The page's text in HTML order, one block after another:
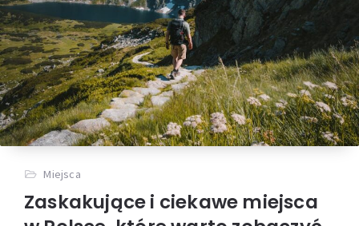
Miejsca
Zaskakujące i ciekawe miejsca